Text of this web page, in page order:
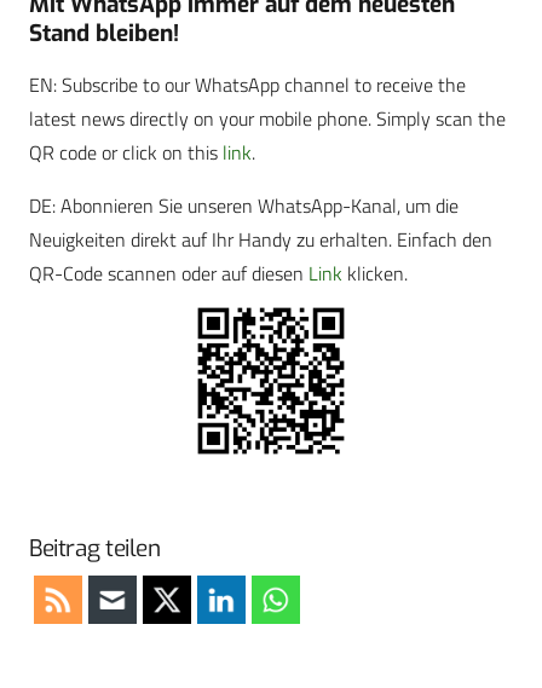
Stand bleiben!
EN: Subscribe to our WhatsApp channel to receive the
latest news directly on your mobile phone. Simply scan the
QR code or click on this link.
DE: Abonnieren Sie unseren WhatsApp-Kanal, um die
Neuigkeiten direkt auf Ihr Handy zu erhalten. Einfach den
QR-Code scannen oder auf diesen Link klicken.
Beitrag teilen